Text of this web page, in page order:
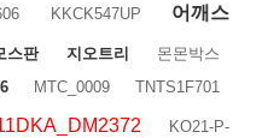
KKCK547UP
어깨스
스판 지오트리
몬몬박스
MTC_0009 TNTS1F701
KO21-P-